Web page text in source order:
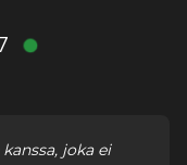
joka ei